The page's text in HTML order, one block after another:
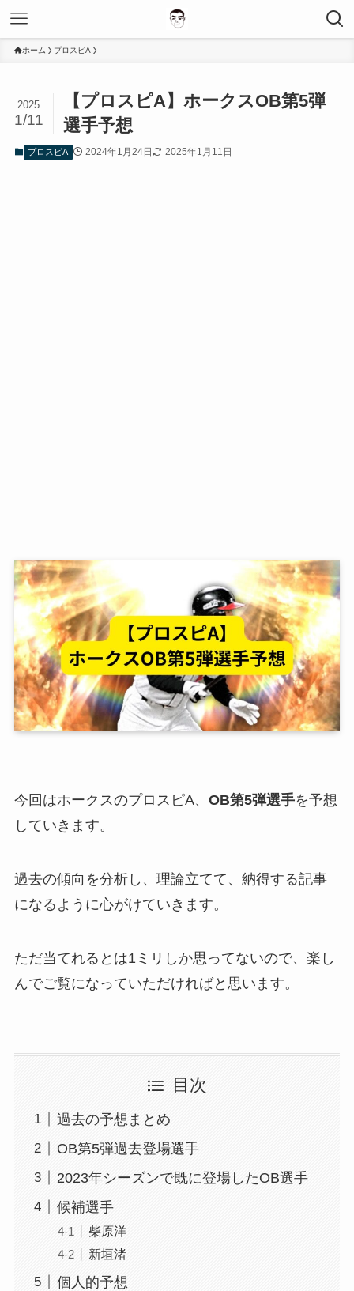
ホーム プロスピA
【プロスピA】ホークスOB第5弾
選手予想
2025
1/11
プロスピA 2024年1月24日 2025年1月11日
今回はホークスのプロスピA、 OB第5弾選手を予想
していきます。
過去の傾向を分析し、理論立てて、納得する記事
になるように心がけていきます。
ただ当てれるとは1ミリしか思ってないので、楽し
んでご覧になっていただければと思います。
目次
過去の予想まとめ
OB第5弾過去登場選手
2023年シーズンで既に登場したOB選手
候補選手
柴原洋
新垣渚
個人的予想